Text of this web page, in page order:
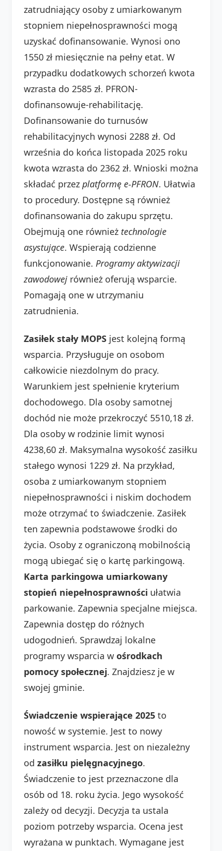
zatrudniający osoby z umiarkowanym
stopniem niepełnosprawności mogą
uzyskać dofinansowanie. Wynosi ono
1550 zł miesięcznie na pełny etat. W
przypadku dodatkowych schorzeń kwota
wzrasta do 2585 zł. PFRON-
dofinansowuje-rehabilitację.
Dofinansowanie do turnusów
rehabilitacyjnych wynosi 2288 zł. Od
września do końca listopada 2025 roku
kwota wzrasta do 2362 zł. Wnioski można
składać przez platformę e-PFRON. Ułatwia
to procedury. Dostępne są również
dofinansowania do zakupu sprzętu.
Obejmują one również technologie
asystujące. Wspierają codzienne
funkcjonowanie. Programy aktywizacji
zawodowej również oferują wsparcie.
Pomagają one w utrzymaniu
zatrudnienia.
Zasiłek stały MOPS jest kolejną formą
wsparcia. Przysługuje on osobom
całkowicie niezdolnym do pracy.
Warunkiem jest spełnienie kryterium
dochodowego. Dla osoby samotnej
dochód nie może przekroczyć 5510,18 zł.
Dla osoby w rodzinie limit wynosi
4238,60 zł. Maksymalna wysokość zasiłku
stałego wynosi 1229 zł. Na przykład,
osoba z umiarkowanym stopniem
niepełnosprawności i niskim dochodem
może otrzymać to świadczenie. Zasiłek
ten zapewnia podstawowe środki do
życia. Osoby z ograniczoną mobilnością
mogą ubiegać się o kartę parkingową.
Karta parkingowa umiarkowany
stopień niepełnosprawności ułatwia
parkowanie. Zapewnia specjalne miejsca.
Zapewnia dostęp do różnych
udogodnień. Sprawdzaj lokalne
programy wsparcia w ośrodkach
pomocy społecznej. Znajdziesz je w
swojej gminie.
Świadczenie wspierające 2025 to
nowość w systemie. Jest to nowy
instrument wsparcia. Jest on niezależny
od zasiłku pielęgnacyjnego.
Świadczenie to jest przeznaczone dla
osób od 18. roku życia. Jego wysokość
zależy od decyzji. Decyzja ta ustala
poziom potrzeby wsparcia. Ocena jest
wyrażana w punktach. Wymagane jest